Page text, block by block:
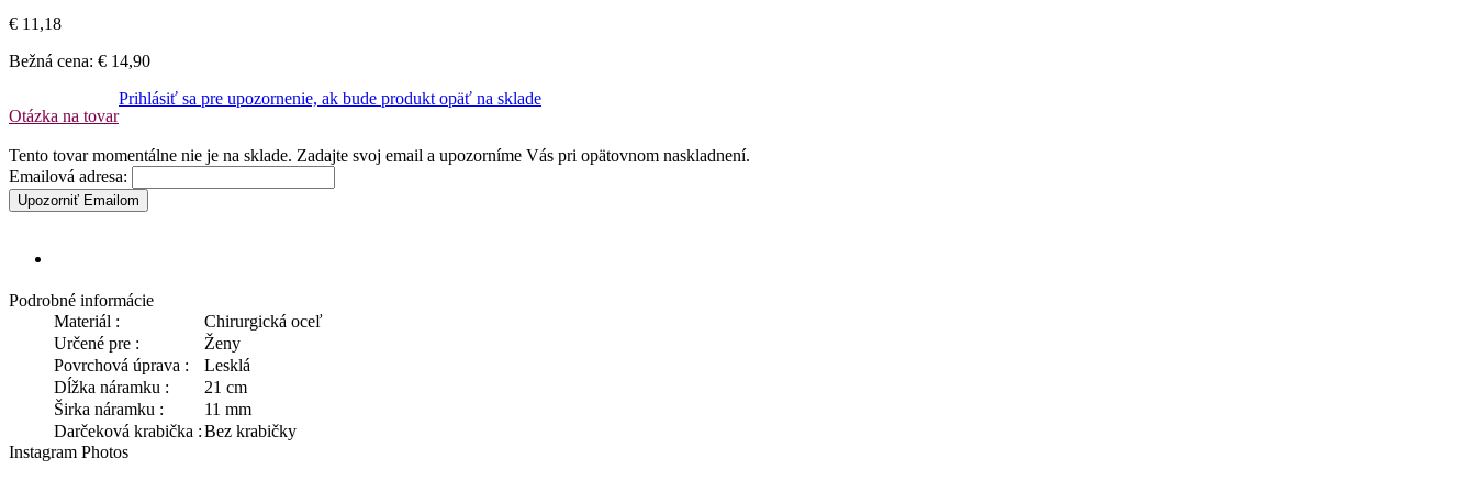
€ 11,18
Bežná cena: € 14,90
Otázka na tovar
Prihlásiť sa pre upozornenie, ak bude produkt opäť na sklade
Tento tovar momentálne nie je na sklade. Zadajte svoj email a upozorníme Vás pri opätovnom naskladnení.
Emailová adresa:
Upozorniť Emailom
Podrobné informácie
Materiál :
Chirurgická oceľ
Určené pre :
Ženy
Povrchová úprava :
Lesklá
Dĺžka náramku :
21 cm
Širka náramku :
11 mm
Darčeková krabička :Bez krabičky
Instagram Photos